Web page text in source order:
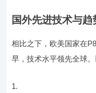
国外先进技术与趋
相比之下，欧美国家在
早，技术水平领先全球